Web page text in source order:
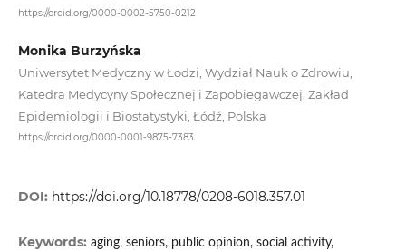
https://orcid.org/0000-0002-5750-0212
Monika Burzyńska
Uniwersytet Medyczny w Łodzi, Wydział Nauk o Zdrowiu,
Katedra Medycyny Społecznej i Zapobiegawczej, Zakład
Epidemiologii i Biostatystyki, Łódź, Polska
https://orcid.org/0000-0001-9875-7383
DOI: https://doi.org/10.18778/0208-6018.357.01
Keywords: aging, seniors, public opinion, social activity,